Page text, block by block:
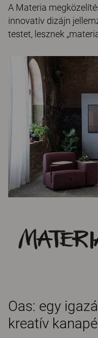
A Materia
innovatív dizájn
testet, lesznek
Oas: egy
kreatív kanapé